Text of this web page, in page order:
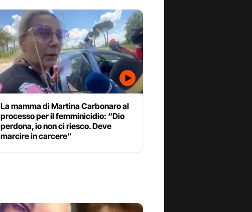
La mamma di Martina Carbonaro al
processo per il femminicidio: “Dio
perdona, io non ci riesco. Deve
marcire in carcere”